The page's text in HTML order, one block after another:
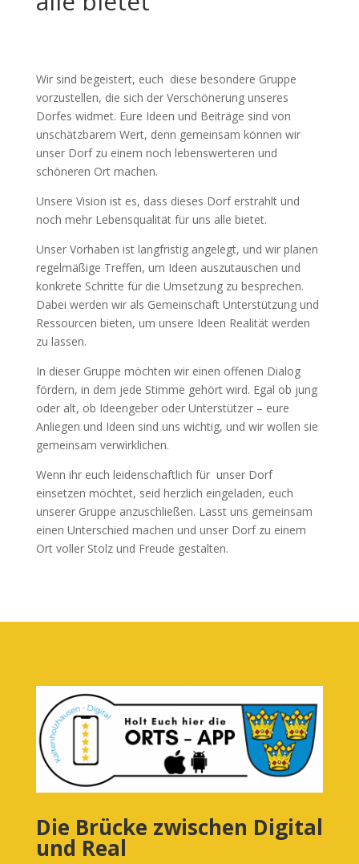
Wir sind begeistert, euch diese besondere Gruppe
vorzustellen, die sich der Verschönerung unseres
Dorfes widmet. Eure Ideen und Beiträge sind von
unschätzbarem Wert, denn gemeinsam können wir
unser Dorf zu einem noch lebenswerteren und
schöneren Ort machen.
Unsere Vision ist es, dass dieses Dorf erstrahlt und
noch mehr Lebensqualität für uns alle bietet.
Unser Vorhaben ist langfristig angelegt, und wir planen
regelmäßige Treffen, um Ideen auszutauschen und
konkrete Schritte für die Umsetzung zu besprechen.
Dabei werden wir als Gemeinschaft Unterstützung und
Ressourcen bieten, um unsere Ideen Realität werden
zu lassen.
In dieser Gruppe möchten wir einen offenen Dialog
fördern, in dem jede Stimme gehört wird. Egal ob jung
oder alt, ob Ideengeber oder Unterstützer – eure
Anliegen und Ideen sind uns wichtig, und wir wollen sie
gemeinsam verwirklichen.
Wenn ihr euch leidenschaftlich für unser Dorf
einsetzen möchtet, seid herzlich eingeladen, euch
unserer Gruppe anzuschließen. Lasst uns gemeinsam
einen Unterschied machen und unser Dorf zu einem
Ort voller Stolz und Freude gestalten.
Die Brücke zwischen Digital
und Real